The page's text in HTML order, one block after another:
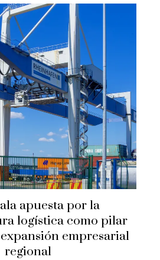
apuesta por la
logística como pilar
empresarial
regional